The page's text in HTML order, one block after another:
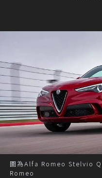
圖為Alfa Romeo Stelvio
Romeo